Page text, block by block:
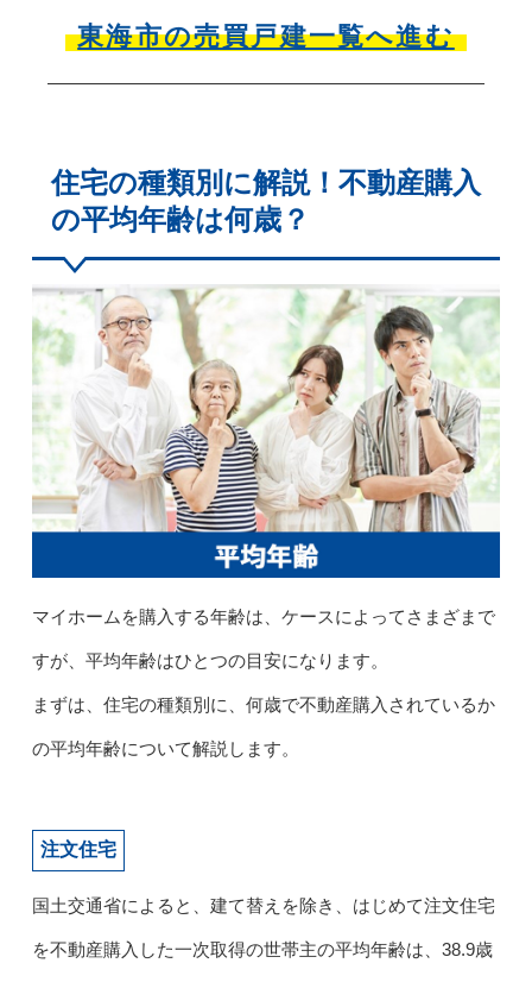
東海市の売買戸建一覧へ進む
住宅の種類別に解説！不動産購入
の平均年齢は何歳？
マイホームを購入する年齢は、ケースによってさまざまで
すが、平均年齢はひとつの目安になります。
まずは、住宅の種類別に、何歳で不動産購入されているか
の平均年齢について解説します。
注文住宅
国土交通省によると、建て替えを除き、はじめて注文住宅
を不動産購入した一次取得の世帯主の平均年齢は、38.9歳